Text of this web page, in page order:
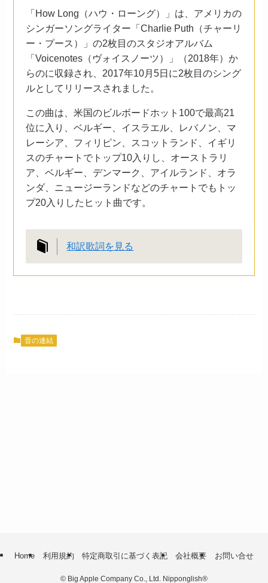
「How Long（ハウ・ローング）」は、アメリカの
シンガーソングライター「Charlie Puth（チャーリ
ー・プース）」の2枚目のスタジオアルバム
「Voicenotes（ヴォイスノーツ）」（2018年）か
らのに収録され、2017年10月5日に2枚目のシング
ルとしてリリースされました。
この曲は、米国のビルボードホット100で最高21
位に入り、ベルギー、イスラエル、レバノン、マ
レーシア、フィリピン、スコットランド、イギリ
スのチャートでトップ10入りし、オーストラリ
ア、ベルギー、デンマーク、アイルランド、オラ
ンダ、ニュージーランドなどのチャートでもトッ
プ20入りしたヒット曲です。
和訳歌詞を見る
音の連結
Home 利用規約 特定商取引に基づく表記 会社概要 お問い合せ
© Big Apple Company Co., Ltd. Nipponglish®